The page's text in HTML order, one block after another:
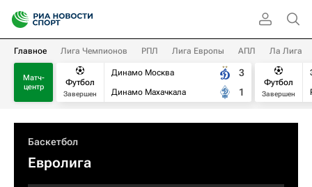
Главное Лига Чемпионов РПЛ Лига Европы АПЛ Ла Лига
Матч-
центр
Футбол
Завершен
Динамо Москва
Динамо Махачкала
3
1
Футбол
Завершен
Баскетбол
Евролига